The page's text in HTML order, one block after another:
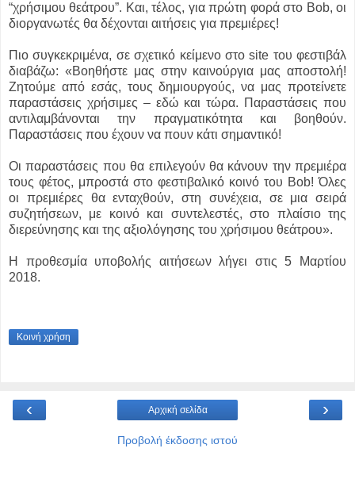
“χρήσιμου θεάτρου”. Και, τέλος, για πρώτη φορά στο Bob, οι
διοργανωτές θα δέχονται αιτήσεις για πρεμιέρες!
Πιο συγκεκριμένα, σε σχετικό κείμενο στο site του φεστιβάλ
διαβάζω: «Βοηθήστε μας στην καινούργια μας αποστολή!
Ζητούμε από εσάς, τους δημιουργούς, να μας προτείνετε
παραστάσεις χρήσιμες – εδώ και τώρα. Παραστάσεις που
αντιλαμβάνονται την πραγματικότητα και βοηθούν.
Παραστάσεις που έχουν να πουν κάτι σημαντικό!
Οι παραστάσεις που θα επιλεγούν θα κάνουν την πρεμιέρα
τους φέτος, μπροστά στο φεστιβαλικό κοινό του Bob! Όλες
οι πρεμιέρες θα ενταχθούν, στη συνέχεια, σε μια σειρά
συζητήσεων, με κοινό και συντελεστές, στο πλαίσιο της
διερεύνησης και της αξιολόγησης του χρήσιμου θεάτρου».
Η προθεσμία υποβολής αιτήσεων λήγει στις 5 Μαρτίου
2018.
Κοινή χρήση
‹ ›
Αρχική σελίδα
Προβολή έκδοσης ιστού